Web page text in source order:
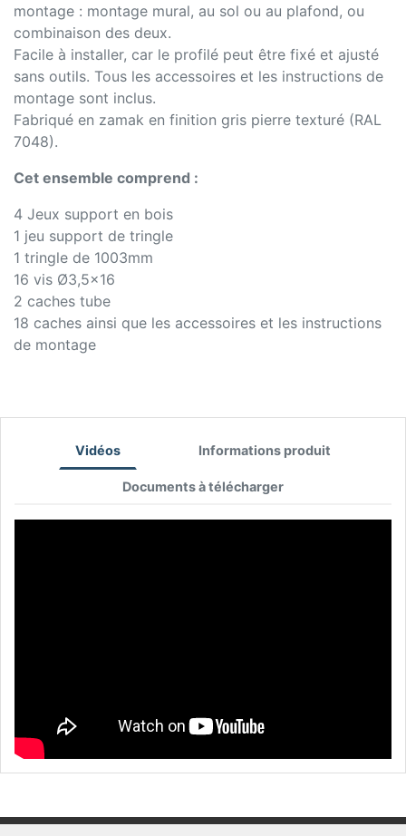
montage : montage mural, au sol ou au plafond, ou
combinaison des deux.
Facile à installer, car le profilé peut être fixé et ajusté
sans outils. Tous les accessoires et les instructions de
montage sont inclus.
Fabriqué en zamak en finition gris pierre texturé (RAL
7048).
Cet ensemble comprend :
4 Jeux support en bois
1 jeu support de tringle
1 tringle de 1003mm
16 vis Ø3,5x16
2 caches tube
18 caches ainsi que les accessoires et les instructions
de montage
Vidéos Informations produit
Documents à télécharger